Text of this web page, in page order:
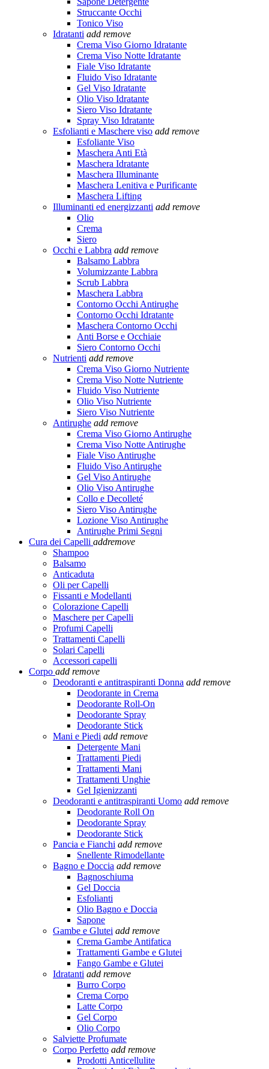
Struccante Occhi
Tonico Viso
Idratanti add remove
Crema Viso Giorno Idratante
Crema Viso Notte Idratante
Fiale Viso Idratante
Fluido Viso Idratante
Gel Viso Idratante
Olio Viso Idratante
Siero Viso Idratante
Spray Viso Idratante
Esfolianti e Maschere viso add remove
Esfoliante Viso
Maschera Anti Età
Maschera Idratante
Maschera Illuminante
Maschera Lenitiva e Purificante
Maschera Lifting
Illuminanti ed energizzanti add remove
Olio
Crema
Siero
Occhi e Labbra add remove
Balsamo Labbra
Volumizzante Labbra
Scrub Labbra
Maschera Labbra
Contorno Occhi Antirughe
Contorno Occhi Idratante
Maschera Contorno Occhi
Anti Borse e Occhiaie
Siero Contorno Occhi
Nutrienti add remove
Crema Viso Giorno Nutriente
Crema Viso Notte Nutriente
Fluido Viso Nutriente
Olio Viso Nutriente
Siero Viso Nutriente
Antirughe add remove
Crema Viso Giorno Antirughe
Crema Viso Notte Antirughe
Fiale Viso Antirughe
Fluido Viso Antirughe
Gel Viso Antirughe
Olio Viso Antirughe
Collo e Decolleté
Siero Viso Antirughe
Lozione Viso Antirughe
Antirughe Primi Segni
Cura dei Capelli addremove
Shampoo
Balsamo
Anticaduta
Oli per Capelli
Fissanti e Modellanti
Colorazione Capelli
Maschere per Capelli
Profumi Capelli
Trattamenti Capelli
Solari Capelli
Accessori capelli
Corpo add remove
Deodoranti e antitraspiranti Donna add remove
Deodorante in Crema
Deodorante Roll-On
Deodorante Spray
Deodorante Stick
Mani e Piedi add remove
Detergente Mani
Trattamenti Piedi
Trattamenti Mani
Trattamenti Unghie
Gel Igienizzanti
Deodoranti e antitraspiranti Uomo add remove
Deodorante Roll On
Deodorante Spray
Deodorante Stick
Pancia e Fianchi add remove
Snellente Rimodellante
Bagno e Doccia add remove
Bagnoschiuma
Gel Doccia
Esfolianti
Olio Bagno e Doccia
Sapone
Gambe e Glutei add remove
Crema Gambe Antifatica
Trattamenti Gambe e Glutei
Fango Gambe e Glutei
Idratanti add remove
Burro Corpo
Crema Corpo
Latte Corpo
Gel Corpo
Olio Corpo
Salviette Profumate
Corpo Perfetto add remove
Prodotti Anticellulite